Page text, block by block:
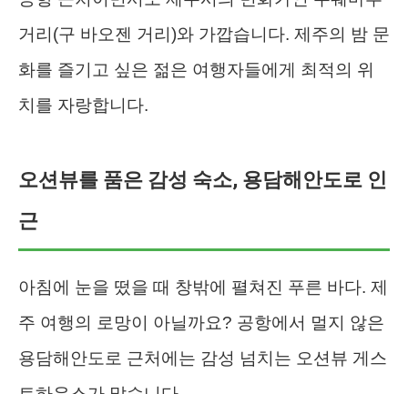
거리(구 바오젠 거리)와 가깝습니다. 제주의 밤 문
화를 즐기고 싶은 젊은 여행자들에게 최적의 위
치를 자랑합니다.
오션뷰를 품은 감성 숙소, 용담해안도로 인
근
아침에 눈을 떴을 때 창밖에 펼쳐진 푸른 바다. 제
주 여행의 로망이 아닐까요? 공항에서 멀지 않은
용담해안도로 근처에는 감성 넘치는 오션뷰 게스